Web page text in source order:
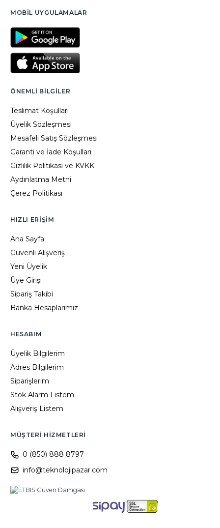
MOBIL UYGULAMALAR
ÖNEMLI BILGILER
Teslimat Koşulları
Üyelik Sözleşmesi
Mesafeli Satış Sözleşmesi
Garanti ve İade Koşulları
Gizlilik Politikası ve KVKK
Aydınlatma Metni
Çerez Politikası
HIZLI ERIŞIM
Ana Sayfa
Güvenli Alışveriş
Yeni Üyelik
Üye Girişi
Sipariş Takibi
Banka Hesaplarımız
HESABIM
Üyelik Bilgilerim
Adres Bilgilerim
Siparişlerim
Stok Alarm Listem
Alışveriş Listem
MÜŞTERI HIZMETLERI
0 (850) 888 8797
info@teknolojipazar.com